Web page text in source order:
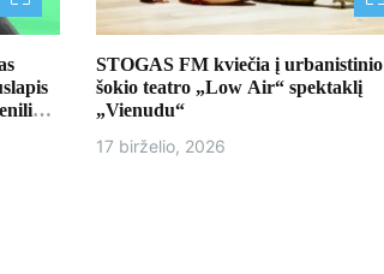
STOGAS FM kviečia į urbanistinio
šokio teatro „Low Air“ spektaklį
„Vienudu“
17 birželio, 2026